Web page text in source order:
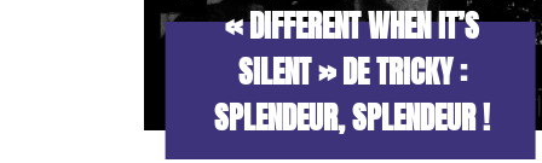
« DIFFERENT WHEN IT’S
SILENT » DE TRICKY :
SPLENDEUR, SPLENDEUR !